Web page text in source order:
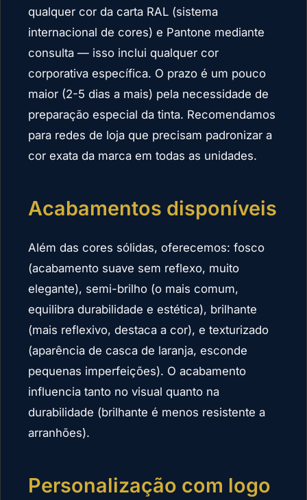
qualquer cor da carta RAL (sistema
internacional de cores) e Pantone mediante
consulta — isso inclui qualquer cor
corporativa específica. O prazo é um pouco
maior (2-5 dias a mais) pela necessidade de
preparação especial da tinta. Recomendamos
para redes de loja que precisam padronizar a
cor exata da marca em todas as unidades.
Acabamentos disponíveis
Além das cores sólidas, oferecemos: fosco
(acabamento suave sem reflexo, muito
elegante), semi-brilho (o mais comum,
equilibra durabilidade e estética), brilhante
(mais reflexivo, destaca a cor), e texturizado
(aparência de casca de laranja, esconde
pequenas imperfeições). O acabamento
influencia tanto no visual quanto na
durabilidade (brilhante é menos resistente a
arranhões).
Personalização com logo